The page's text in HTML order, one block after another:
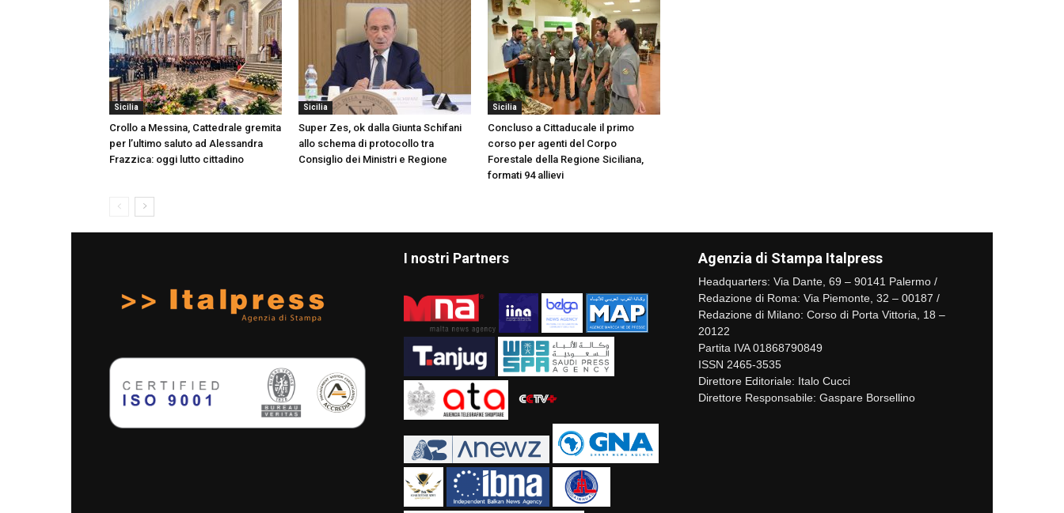
Sicilia
Crollo a Messina, Cattedrale gremita
per l’ultimo saluto ad Alessandra
Frazzica: oggi lutto cittadino
Sicilia
Super Zes, ok dalla Giunta Schifani
allo schema di protocollo tra
Consiglio dei Ministri e Regione
Sicilia
Concluso a Cittaducale il primo
corso per agenti del Corpo
Forestale della Regione Siciliana,
formati 94 allievi
I nostri Partners Agenzia di Stampa Italpress
Headquarters: Via Dante, 69 – 90141 Palermo /
Redazione di Roma: Via Piemonte, 32 – 00187 /
Redazione di Milano: Corso di Porta Vittoria, 18 –
20122
Partita IVA 01868790849
ISSN 2465-3535
Direttore Editoriale: Italo Cucci
Direttore Responsabile: Gaspare Borsellino